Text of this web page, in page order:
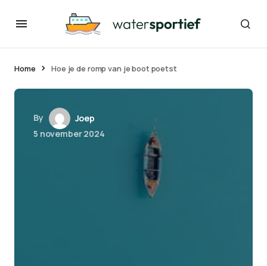
Home Hoe je de romp van je boot poetst
By
Joep
5 november 2024